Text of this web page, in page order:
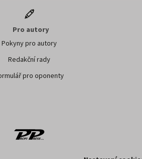
Pro autory
Pokyny pro autory
Redakční rady
pro oponenty